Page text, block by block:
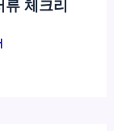
류 체크리